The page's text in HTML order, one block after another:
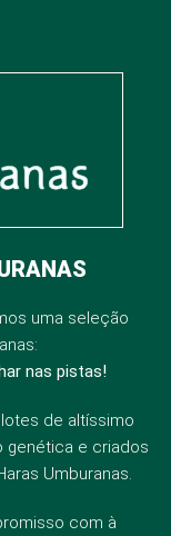
uma seleção
nas pistas!
de altíssimo
genética e criados
Umburanas.
com à